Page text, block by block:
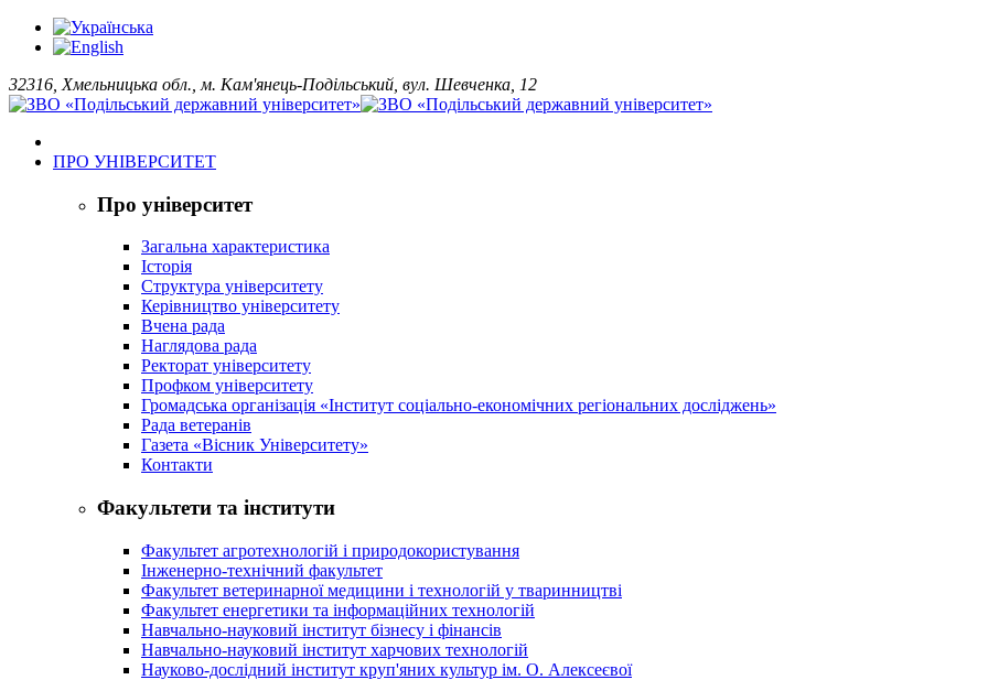
32316, Хмельницька обл., м. Кам'янець-Подільський, вул. Шевченка, 12
ПРО УНІВЕРСИТЕТ
Про університет
Загальна характеристика
Історія
Структура університету
Керівництво університету
Вчена рада
Наглядова рада
Ректорат університету
Профком університету
Громадська організація «Інститут соціально-економічних регіональних досліджень»
Рада ветеранів
Газета «Вісник Університету»
Контакти
Факультети та інститути
Факультет агротехнологій і природокористування
Інженерно-технічний факультет
Факультет ветеринарної медицини і технологій у тваринництві
Факультет енергетики та інформаційних технологій
Навчально-науковий інститут бізнесу і фінансів
Навчально-науковий інститут харчових технологій
Науково-дослідний інститут круп'яних культур ім. О. Алексеєвої